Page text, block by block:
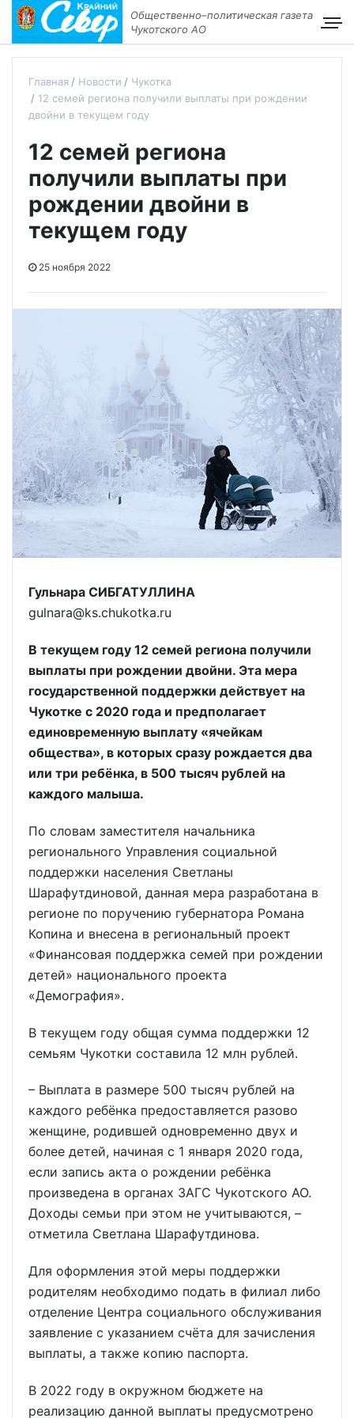
Общественно–политическая газета
Чукотского АО
Главная Новости
Чукотка
12 семей региона получили выплаты при рождении
двойни в текущем году
12 семей региона
получили выплаты при
рождении двойни в
текущем году
25 ноября 2022
Гульнара СИБГАТУЛЛИНА
gulnara@ks.chukotka.ru
В текущем году 12 семей региона получили
выплаты при рождении двойни. Эта мера
государственной поддержки действует на
Чукотке с 2020 года и предполагает
единовременную выплату «ячейкам
общества», в которых сразу рождается два
или три ребёнка, в 500 тысяч рублей на
каждого малыша.
По словам заместителя начальника
регионального Управления социальной
поддержки населения Светланы
Шарафутдиновой, данная мера разработана в
регионе по поручению губернатора Романа
Копина и внесена в региональный проект
«Финансовая поддержка семей при рождении
детей» национального проекта
«Демография».
В текущем году общая сумма поддержки 12
семьям Чукотки составила 12 млн рублей.
– Выплата в размере 500 тысяч рублей на
каждого ребёнка предоставляется разово
женщине, родившей одновременно двух и
более детей, начиная с 1 января 2020 года,
если запись акта о рождении ребёнка
произведена в органах ЗАГС Чукотского АО.
Доходы семьи при этом не учитываются, –
отметила Светлана Шарафутдинова.
Для оформления этой меры поддержки
родителям необходимо подать в филиал либо
отделение Центра социального обслуживания
заявление с указанием счёта для зачисления
выплаты, а также копию паспорта.
В 2022 году в окружном бюджете на
реализацию данной выплаты предусмотрено